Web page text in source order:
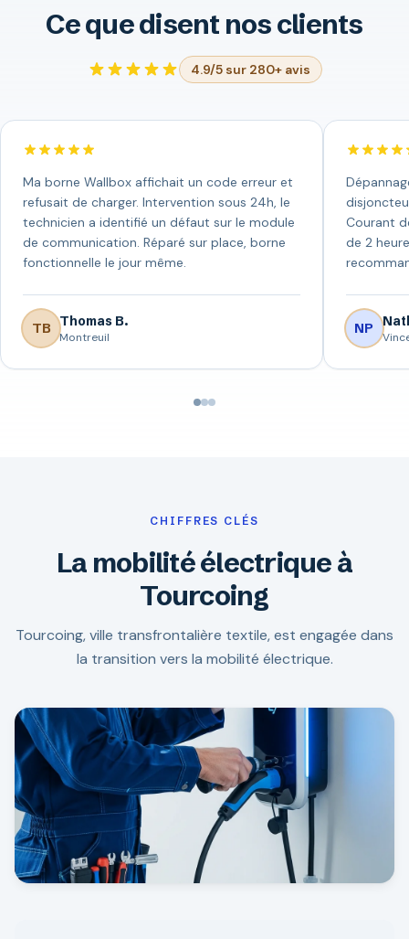
Ce que disent nos clients
4.9/5 sur 280+ avis
Ma borne Wallbox affichait un code erreur et
refusait de charger. Intervention sous 24h, le
technicien a identifié un défaut sur le module
de communication. Réparé sur place, borne
fonctionnelle le jour même.
TB Thomas B.
Montreuil
Courant
de 2
NP
CHIFFRES CLÉS
La mobilité électrique à
Tourcoing
Tourcoing, ville transfrontalière textile, est engagée dans
la transition vers la mobilité électrique.